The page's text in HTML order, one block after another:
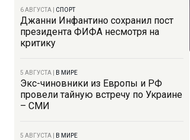
6 АВГУСТА СПОРТ
Джанни Инфантино сохранил пост
президента ФИФА несмотря на
критику
5 АВГУСТА В МИРЕ
Экс-чиновники из Европы и РФ
провели тайную встречу по Украине
– СМИ
5 АВГУСТА В МИРЕ